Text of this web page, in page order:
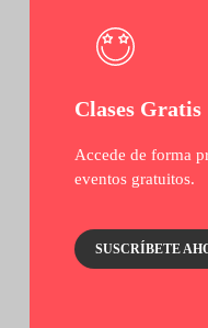
Clases Gratis
Accede de forma
eventos gratuitos.
SUSCRÍBETE